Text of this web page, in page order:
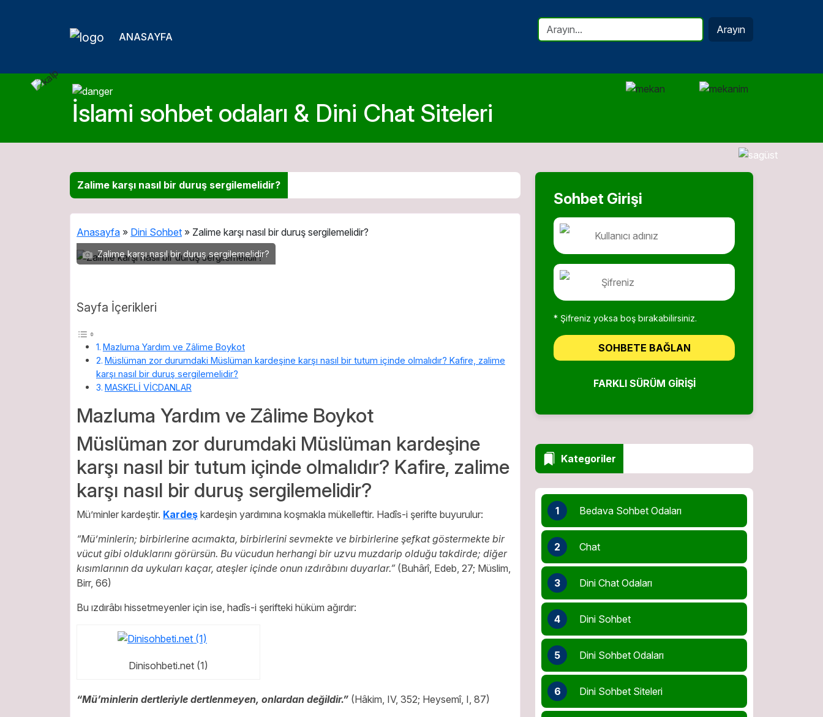
ANASAYFA
Arayın
İslami sohbet odaları & Dini Chat Siteleri
Zalime karşı nasıl bir duruş sergilemelidir?
Anasayfa » Dini Sohbet » Zalime karşı nasıl bir duruş sergilemelidir?
Zalime karşı nasıl bir duruş sergilemelidir?
Sayfa İçerikleri
Mazluma Yardım ve Zâlime Boykot
Müslüman zor durumdaki Müslüman kardeşine karşı nasıl bir tutum içinde olmalıdır? Kafire, zalime
karşı nasıl bir duruş sergilemelidir?
MASKELİ VİCDANLAR
Mazluma Yardım ve Zâlime Boykot
Müslüman zor durumdaki Müslüman kardeşine
karşı nasıl bir tutum içinde olmalıdır? Kafire, zalime
karşı nasıl bir duruş sergilemelidir?
Mü’minler kardeştir. Kardeş kardeşin yardımına koşmakla mükelleftir. Hadîs-i şerifte buyurulur:
“Mü’minlerin; birbirlerine acımakta, birbirlerini sevmekte ve birbirlerine şefkat göstermekte bir
vücut gibi olduklarını görürsün. Bu vücudun herhangi bir uzvu muzdarip olduğu takdirde; diğer
kısımlarının da uykuları kaçar, ateşler içinde onun ızdırâbını duyarlar.”(Buhârî, Edeb, 27; Müslim,
Birr, 66)
Bu ızdırâbı hissetmeyenler için ise, hadîs-i şerifteki hüküm ağırdır:
Dinisohbeti.net (1)
“Mü’minlerin dertleriyle dertlenmeyen, onlardan değildir.” (Hâkim, IV, 352; Heysemî, I, 87)
Sohbet Girişi
* Şifreniz yoksa boş bırakabilirsiniz.
SOHBETE BAĞLAN
FARKLI SÜRÜM GIRIŞI
Kategoriler
1 Bedava Sohbet Odaları
2 Chat
3 Dini Chat Odaları
4 Dini Sohbet
5 Dini Sohbet Odaları
6 Dini Sohbet Siteleri